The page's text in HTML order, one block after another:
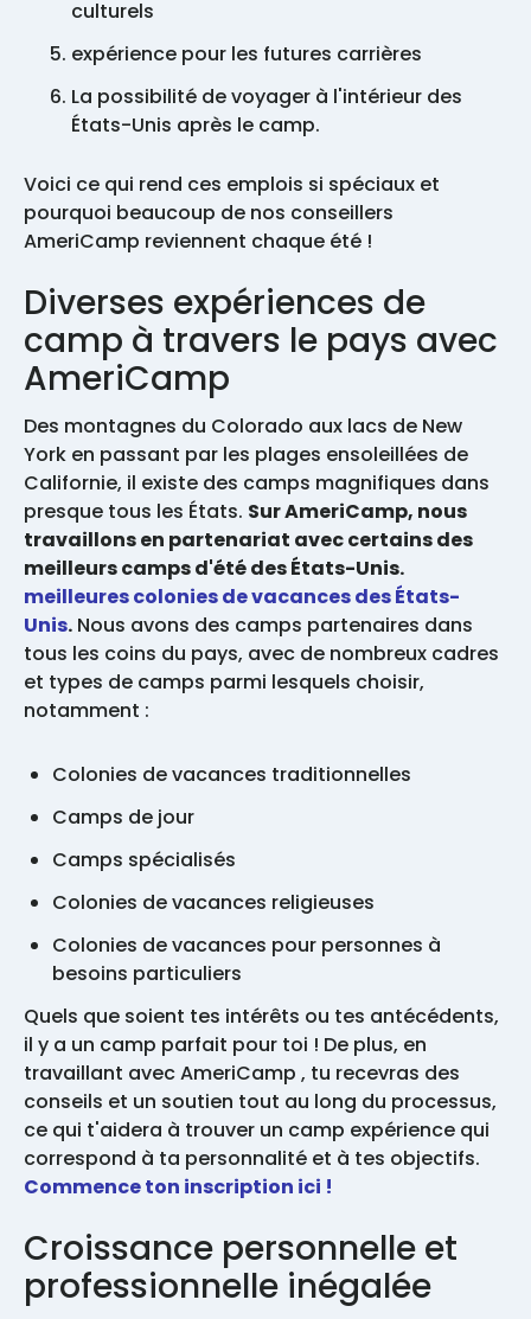
culturels
expérience pour les futures carrières
La possibilité de voyager à l'intérieur des
États-Unis après le camp.
Voici ce qui rend ces emplois si spéciaux et
pourquoi beaucoup de nos conseillers
AmeriCamp reviennent chaque été !
Diverses expériences de
camp à travers le pays avec
AmeriCamp
Des montagnes du Colorado aux lacs de New
York en passant par les plages ensoleillées de
Californie, il existe des camps magnifiques dans
presque tous les États. Sur AmeriCamp, nous
travaillons en partenariat avec certains des
meilleurs camps d'été des États-Unis.
meilleures colonies de vacances des États-
Unis. Nous avons des camps partenaires dans
tous les coins du pays, avec de nombreux cadres
et types de camps parmi lesquels choisir,
notamment :
Colonies de vacances traditionnelles
Camps de jour
Camps spécialisés
Colonies de vacances religieuses
Colonies de vacances pour personnes à
besoins particuliers
Quels que soient tes intérêts ou tes antécédents,
il y a un camp parfait pour toi ! De plus, en
travaillant avec AmeriCamp , tu recevras des
conseils et un soutien tout au long du processus,
ce qui t'aidera à trouver un camp expérience qui
correspond à ta personnalité et à tes objectifs.
Commence ton inscription ici !
Croissance personnelle et
professionnelle inégalée